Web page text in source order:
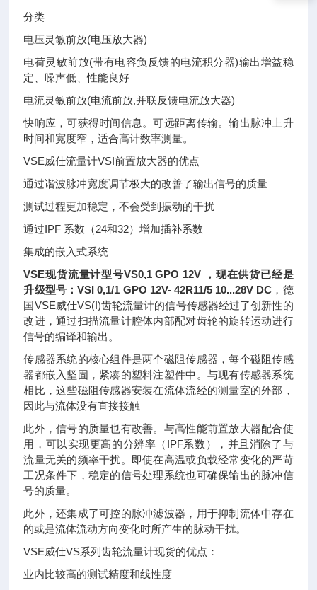
分类
电压灵敏前放(电压放大器)
电荷灵敏前放(带有电容负反馈的电流积分器)输出增益稳
定、噪声低、性能良好
电流灵敏前放(电流前放,并联反馈电流放大器)
快响应，可获得时间信息。可远距离传输。输出脉冲上升
时间和宽度窄，适合高计数率测量。
VSE威仕流量计VSI前置放大器的优点
通过谐波脉冲宽度调节极大的改善了输出信号的质量
测试过程更加稳定，不会受到振动的干扰
通过IPF 系数（24和32）增加插补系数
集成的嵌入式系统
VSE现货流量计型号VS0,1 GPO 12V ，现在供货已经是
升级型号：VSI 0,1/1 GPO 12V- 42R11/5 10...28V DC ， 德
国VSE威仕VS(I)齿轮流量计的信号传感器经过了创新性的
改进，通过扫描流量计腔体内部配对齿轮的旋转运动进行
信号的编译和输出。
传感器系统的核心组件是两个磁阻传感器，每个磁阻传感
器都嵌入坚固，紧凑的塑料注塑件中。与现有传感器系统
相比，这些磁阻传感器安装在流体流经的测量室的外部，
因此与流体没有直接接触
此外，信号的质量也有改善。与高性能前置放大器配合使
用，可以实现更高的分辨率（IPF系数），并且消除了与
流量无关的频率干扰。即使在高温或负载经常变化的严苛
工况条件下，稳定的信号处理系统也可确保输出的脉冲信
号的质量。
此外，还集成了可控的脉冲滤波器，用于抑制流体中存在
的或是流体流动方向变化时所产生的脉动干扰。
VSE威仕VS系列齿轮流量计现货的优点：
业内比较高的测试精度和线性度